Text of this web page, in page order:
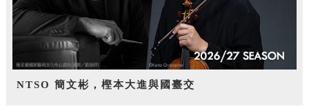
NTSO 簡文彬，樫本大進與國臺交